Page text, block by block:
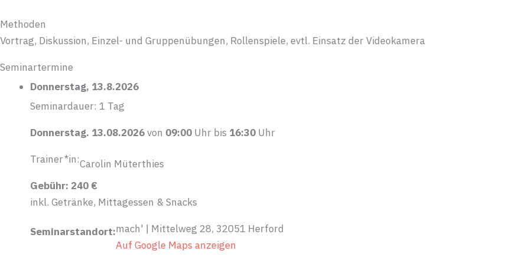
Methoden
Vortrag, Diskussion, Einzel- und Gruppenübungen, Rollenspiele, evtl. Einsatz der Videokamera
Seminartermine
Donnerstag, 13.8.2026
Seminardauer: 1 Tag
Donnerstag. 13.08.2026von 09:00 Uhr bis 16:30 Uhr
Trainer*in:Carolin Müterthies
Gebühr: 240 €
inkl. Getränke, Mittagessen & Snacks
Seminarstandort:mach' | Mittelweg 28, 32051 Herford
Auf Google Maps anzeigen